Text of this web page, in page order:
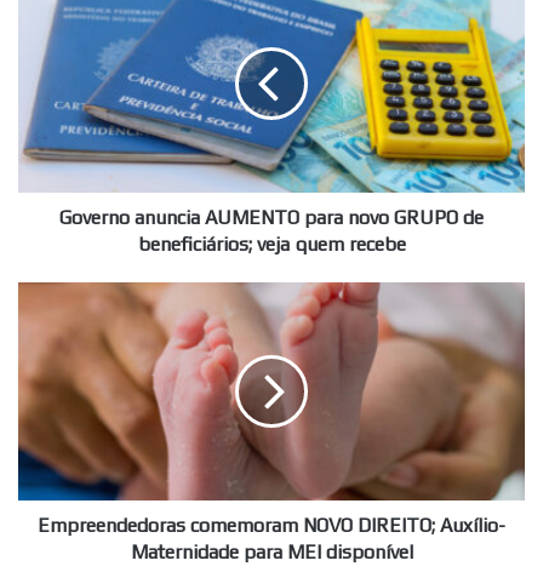
anuncia
AUMENTO
para
novo
GRUPO
de
beneficiários;
veja
Governo anuncia AUMENTO para novo GRUPO de
beneficiários; veja quem recebe
Empreendedoras
comemoram
DIREITO;
Maternidade
para
MEI
disponível
Empreendedoras comemoram NOVO DIREITO; Auxílio-
Maternidade para MEI disponível